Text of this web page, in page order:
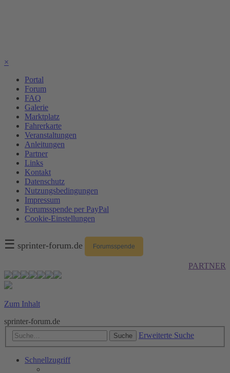
×
Portal
Forum
FAQ
Galerie
Marktplatz
Fahrerkarte
Veranstaltungen
Anleitungen
Partner
Links
Kontakt
Datenschutz
Nutzungsbedingungen
Impressum
Forumsspende per PayPal
Cookie-Einstellungen
☰ sprinter-forum.de Forumsspende
PARTNER
Zum Inhalt
sprinter-forum.de
Suche Erweiterte Suche
Schnellzugriff